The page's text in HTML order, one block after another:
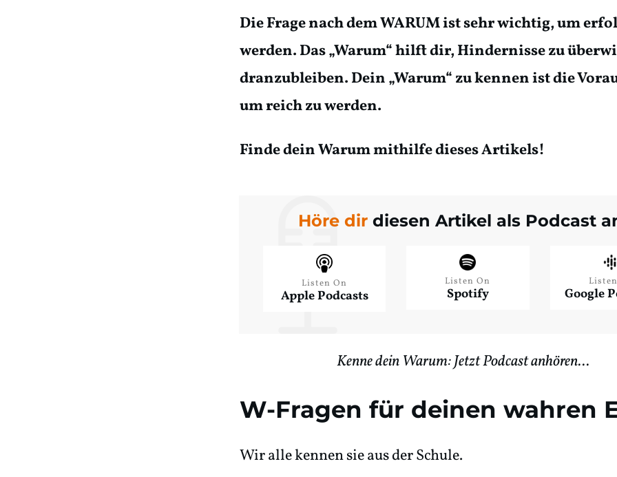
Die Frage nach dem WARUM ist sehr wichtig, um
werden. Das „Warum“ hilft dir, Hindernisse zu
dranzubleiben. Dein „Warum“ zu kennen ist die
um reich zu werden.
Finde dein Warum mithilfe dieses Artikels!
Höre dir diesen Artikel als Podcast
Listen On
Apple Podcasts
Listen On
Spotify Google
Kenne dein Warum: Jetzt Podcast anhören...
W-Fragen für deinen wahren
Wir alle kennen sie aus der Schule.